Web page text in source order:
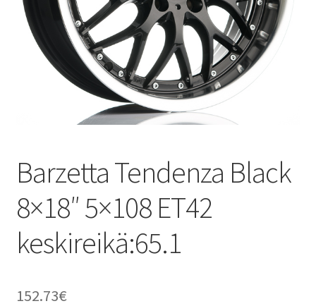
Barzetta Tendenza Black
8×18″ 5×108 ET42
keskireikä:65.1
152.73€